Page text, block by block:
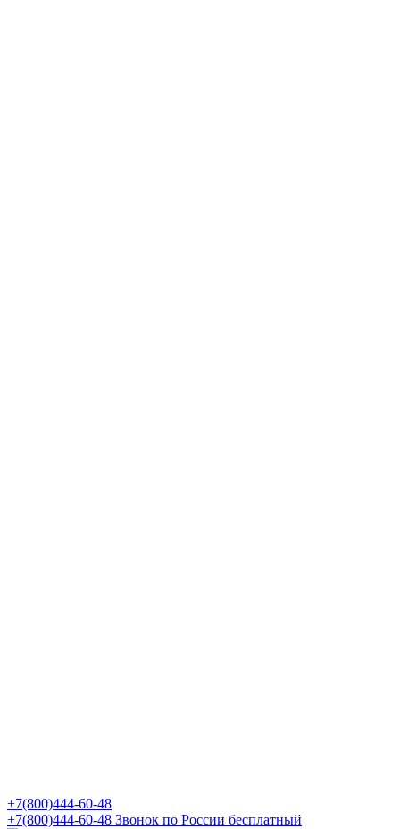
+7(800)444-60-48
+7(800)444-60-48 Звонок по России бесплатный